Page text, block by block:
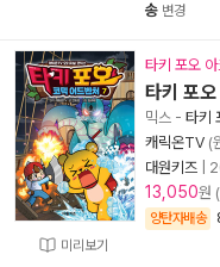
송 변경
미리보기
타키 포오
타키 포
믹스 - 타키
캐릭온TV (
대원키즈
13,050원
양탄자배송